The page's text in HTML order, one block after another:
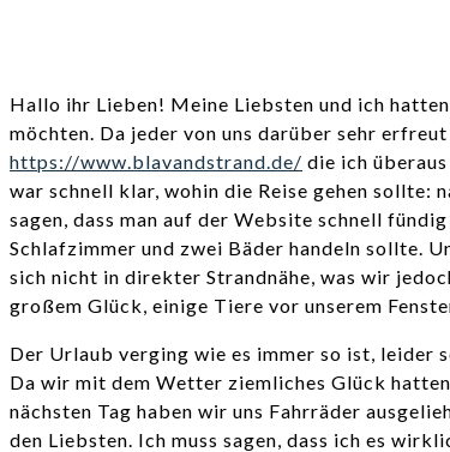
Hallo ihr Lieben! Meine Liebsten und ich
möchten. Da jeder von uns darüber sehr
https://www.blavandstrand.de/ die ich
war schnell klar, wohin die Reise gehen sollte:
sagen, dass man auf der Website schnell
Schlafzimmer und zwei Bäder handeln sollte.
sich nicht in direkter Strandnähe, was wir
großem Glück, einige Tiere vor unserem
Der Urlaub verging wie es immer so ist, leider
Da wir mit dem Wetter ziemliches Glück
nächsten Tag haben wir uns Fahrräder
den Liebsten. Ich muss sagen, dass ich es